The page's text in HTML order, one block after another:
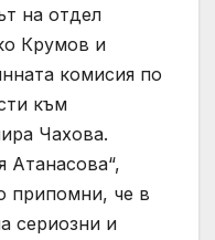
на отдел
Крумов и
комисия по
към
Чахова.
Атанасова“,
припомни, че в
сериозни и